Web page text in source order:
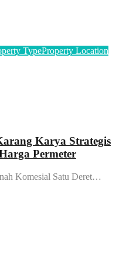
TypeProperty Location
Karya Strategis
Permeter
Komesial Satu Deret…